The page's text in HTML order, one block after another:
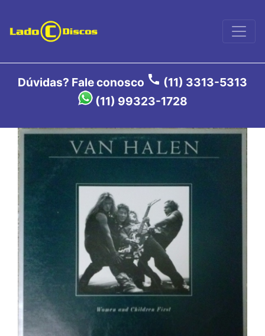
Dúvidas? Fale conosco call (11) 3313-5313
(11) 99323-1728